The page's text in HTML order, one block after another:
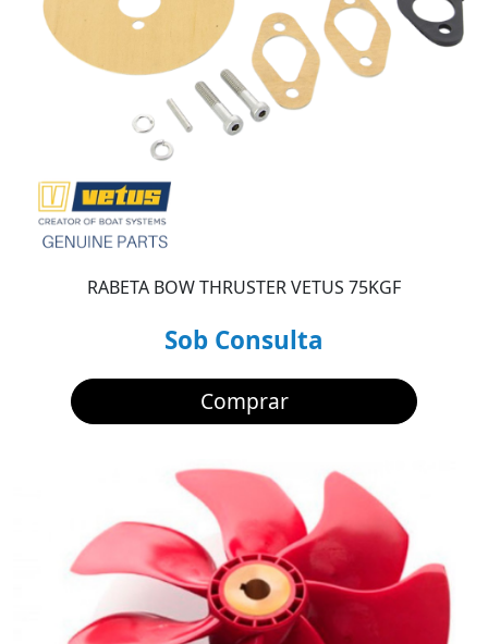
RABETA BOW THRUSTER VETUS 75KGF
Sob Consulta
Comprar